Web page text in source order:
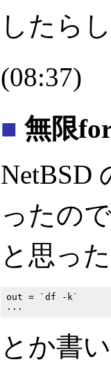
したらし
(08:37)
■ 無限
NetBSD
ったの
と思っ
out = `df -k`
とか書